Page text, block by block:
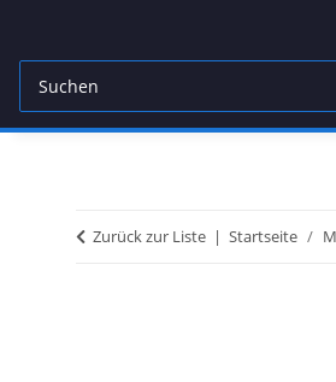
Zurück zur Liste Startseite